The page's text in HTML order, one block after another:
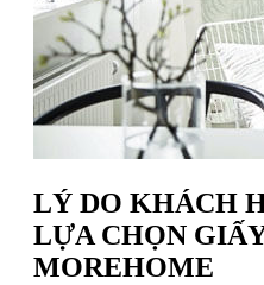
LÝ DO KHÁCH
LỰA CHỌN
MOREHOME